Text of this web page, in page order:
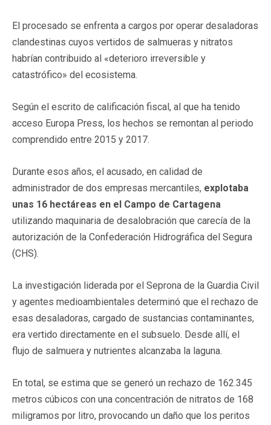
El procesado se enfrenta a cargos por operar desaladoras
clandestinas cuyos vertidos de salmueras y nitratos
habrían contribuido al «deterioro irreversible y
catastrófico» del ecosistema.
Según el escrito de calificación fiscal, al que ha tenido
acceso Europa Press, los hechos se remontan al periodo
comprendido entre 2015 y 2017.
Durante esos años, el acusado, en calidad de
administrador de dos empresas mercantiles, explotaba
unas 16 hectáreas en el Campo de Cartagena
utilizando maquinaria de desalobración que carecía de la
autorización de la Confederación Hidrográfica del Segura
(CHS).
La investigación liderada por el Seprona de la Guardia Civil
y agentes medioambientales determinó que el rechazo de
esas desaladoras, cargado de sustancias contaminantes,
era vertido directamente en el subsuelo. Desde allí, el
flujo de salmuera y nutrientes alcanzaba la laguna.
En total, se estima que se generó un rechazo de 162.345
metros cúbicos con una concentración de nitratos de 168
miligramos por litro, provocando un daño que los peritos